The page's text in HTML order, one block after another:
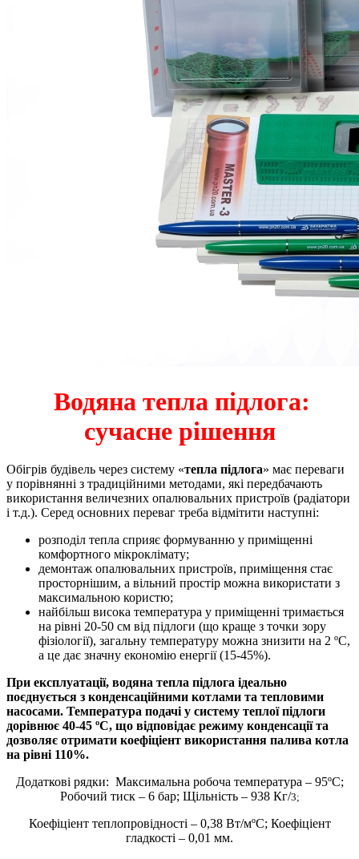
Водяна тепла підлога:
сучасне рішення
Обігрів будівель через систему «тепла підлога» має переваги
у порівнянні з традиційними методами, які передбачають
використання величезних опалювальних пристроїв (радіатори
і т.д.). Серед основних переваг треба відмітити наступні:
розподіл тепла сприяє формуванню у приміщенні
комфортного мікроклімату;
демонтаж опалювальних пристроїв, приміщення стає
просторнішим, а вільний простір можна використати з
максимальною користю;
найбільш висока температура у приміщенні тримається
на рівні 20-50 см від підлоги (що краще з точки зору
фізіології), загальну температуру можна знизити на 2 ºС,
а це дає значну економію енергії (15-45%).
При експлуатації, водяна тепла підлога ідеально
поєднується з конденсаційними котлами та тепловими
насосами. Температура подачі у систему теплої підлоги
дорівнює 40-45 ºС, що відповідає режиму конденсації та
дозволяє отримати коефіціент використання палива котла
на рівні 110%.
Додаткові рядки: Максимальна робоча температура – 95ºС;
Робочий тиск – 6 бар; Щільність – 938 Кг/3;
Коефіціент теплопровідності – 0,38 Вт/мºС; Коефіціент
гладкості – 0,01 мм.